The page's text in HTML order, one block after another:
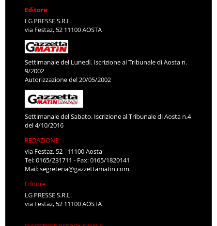
Editore
LG PRESSE S.R.L.
via Festaz, 52 11100 AOSTA
Settimanale del Lunedì. Iscrizione al Tribunale di Aosta n.
9/2002
Autorizzazione del 20/05/2002
Settimanale del Sabato. Iscrizione al Tribunale di Aosta n.4
del 4/10/2016
REDAZIONE
via Festaz, 52 - 11100 Aosta
Tel: 0165/231711 - Fax: 0165/1820141
Mail:segreteria@gazzettamatin.com
Editore
LG PRESSE S.R.L.
via Festaz, 52 11100 AOSTA